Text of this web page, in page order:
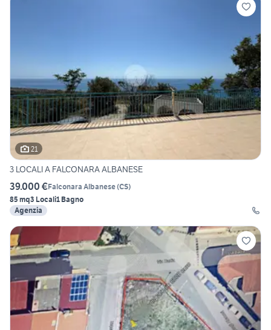
21
3 LOCALI A FALCONARA ALBANESE
39.000 €Falconara Albanese(CS)
85 mq3 Locali1 Bagno
Agenzia